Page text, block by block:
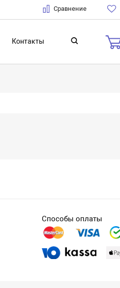
Сравнение
Контакты
Способы оплаты